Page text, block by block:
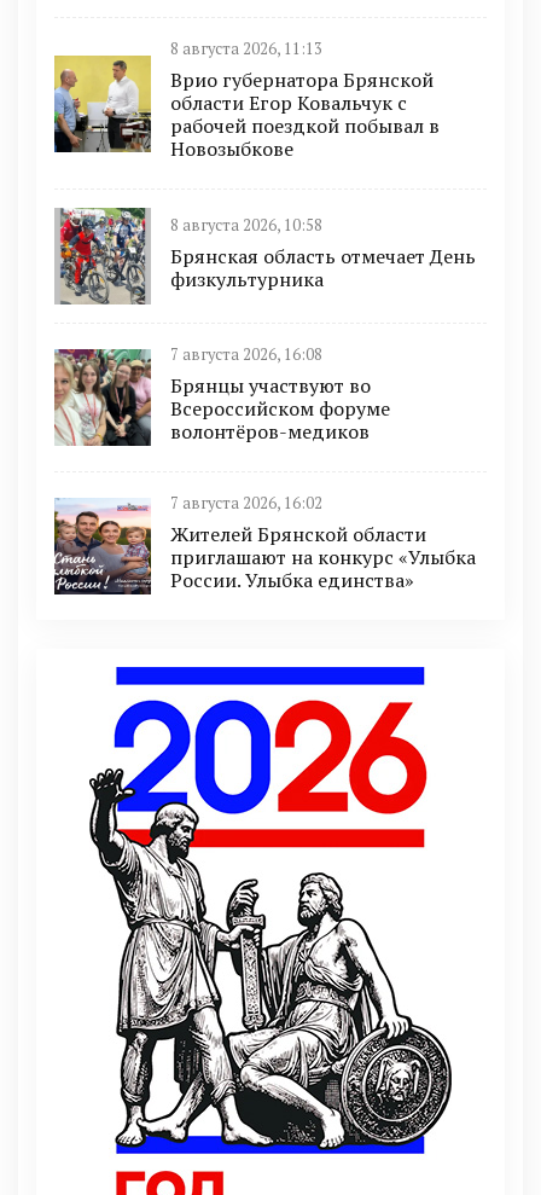
8 августа 2026, 11:13
Врио губернатора Брянской
области Егор Ковальчук с
рабочей поездкой побывал в
Новозыбкове
8 августа 2026, 10:58
Брянская область отмечает День
физкультурника
7 августа 2026, 16:08
Брянцы участвуют во
Всероссийском форуме
волонтёров-медиков
7 августа 2026, 16:02
Жителей Брянской области
приглашают на конкурс «Улыбка
России. Улыбка единства»